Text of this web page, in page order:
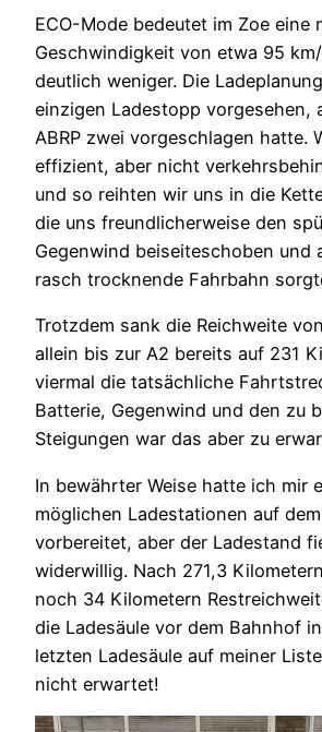
ECO-Mode bedeutet im Zoe eine
Geschwindigkeit von etwa 95
deutlich weniger. Die
einzigen Ladestopp vorgesehen,
ABRP zwei vorgeschlagen hatte.
effizient, aber nicht
und so reihten wir uns in die
die uns freundlicherweise den
Gegenwind beiseiteschoben und
rasch trocknende Fahrbahn
Trotzdem sank die Reichweite
allein bis zur A2 bereits auf 231
viermal die tatsächliche
Batterie, Gegenwind und den zu
Steigungen war das aber zu
In bewährter Weise hatte ich mir
möglichen Ladestationen auf dem
vorbereitet, aber der Ladestand
widerwillig. Nach 271,3
noch 34 Kilometern
die Ladesäule vor dem Bahnhof
letzten Ladesäule auf meiner
nicht erwartet!